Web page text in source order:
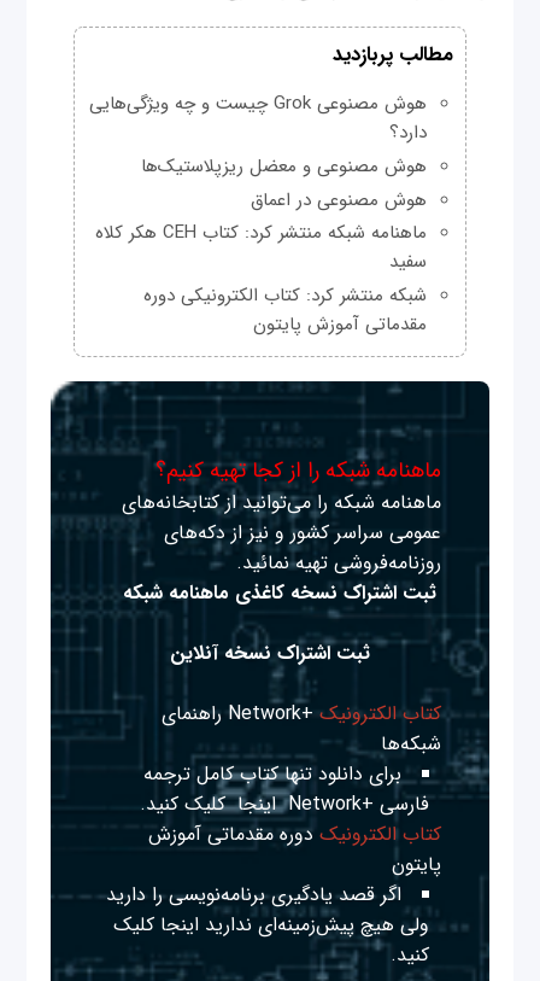
مطالب پربازدید
هوش مصنوعی Grok چیست و چه ویژگی‌هایی
دارد؟
هوش مصنوعی و معضل ریزپلاستیک‌ها
هوش مصنوعی در اعماق
ماهنامه شبکه منتشر کرد: کتاب CEH هکر کلاه
سفید
شبکه منتشر کرد: کتاب الکترونیکی دوره
مقدماتی آموزش پایتون
ماهنامه شبکه را از کجا تهیه کنیم؟
ماهنامه شبکه را می‌توانید از کتابخانه‌های
عمومی سراسر کشور و نیز از دکه‌های
روزنامه‌فروشی تهیه نمائید.
ثبت اشتراک نسخه کاغذی ماهنامه شبکه
ثبت اشتراک نسخه آنلاین
کتاب الکترونیک
+Network راهنمای
شبکه‌ها
برای دانلود تنها کتاب کامل ترجمه
فارسی +Network
اینجا کلیک کنید.
کتاب الکترونیک دوره مقدماتی آموزش
پایتون
اگر قصد یادگیری برنامه‌نویسی را دارید
ولی هیچ پیش‌زمینه‌ای نداریداینجا کلیک
کنید.